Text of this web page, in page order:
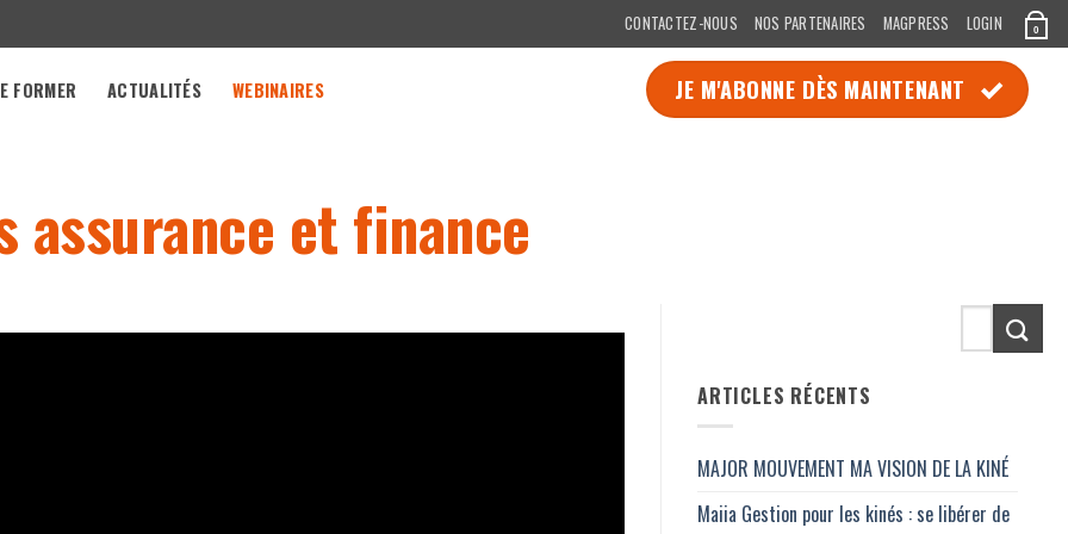
CONTACTEZ-NOUS NOS PARTENAIRES MAGPRESS LOGIN 0
FORMER ACTUALITÉS WEBINAIRES JE M'ABONNE DÈS MAINTENANT
assurance et finance
ARTICLES RÉCENTS
MAJOR MOUVEMENT MA VISION DE LA KINÉ
Maiia Gestion pour les kinés : se libérer de